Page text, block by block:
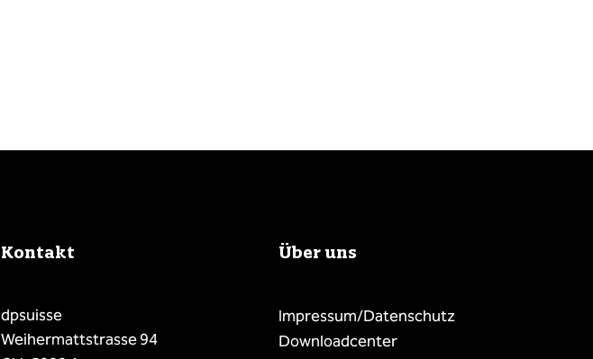
Kontakt
dpsuisse
Weihermattstrasse 94
Über uns
Impressum/Datenschutz
Downloadcenter